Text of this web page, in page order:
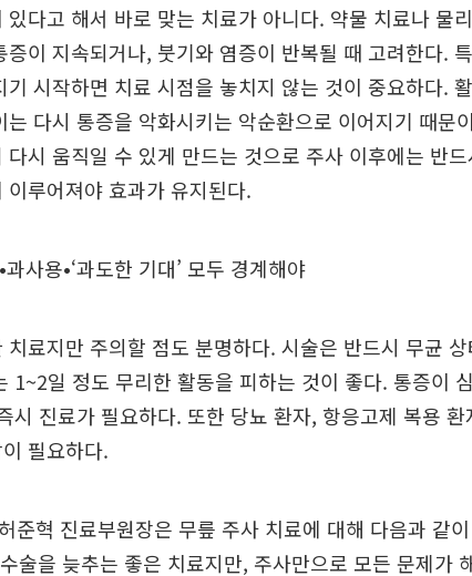
다고 해서 바로 맞는 치료가 아니다. 약물 치료나 물
이 지속되거나, 붓기와 염증이 반복될 때 고려한다.
시작하면 치료 시점을 놓치지 않는 것이 중요하다.
다시 통증을 악화시키는 악순환으로 이어지기 때문
시 움직일 수 있게 만드는 것으로 주사 이후에는 반
루어져야 효과가 유지된다.
사용•‘과도한 기대’ 모두 경계해야
료지만 주의할 점도 분명하다. 시술은 반드시 무균 상
1~2일 정도 무리한 활동을 피하는 것이 좋다. 통증이
시 진료가 필요하다. 또한 당뇨 환자, 항응고제 복용
필요하다.
준혁 진료부원장은 무릎 주사 치료에 대해 다음과 같
술을 늦추는 좋은 치료지만, 주사만으로 모든 문제가